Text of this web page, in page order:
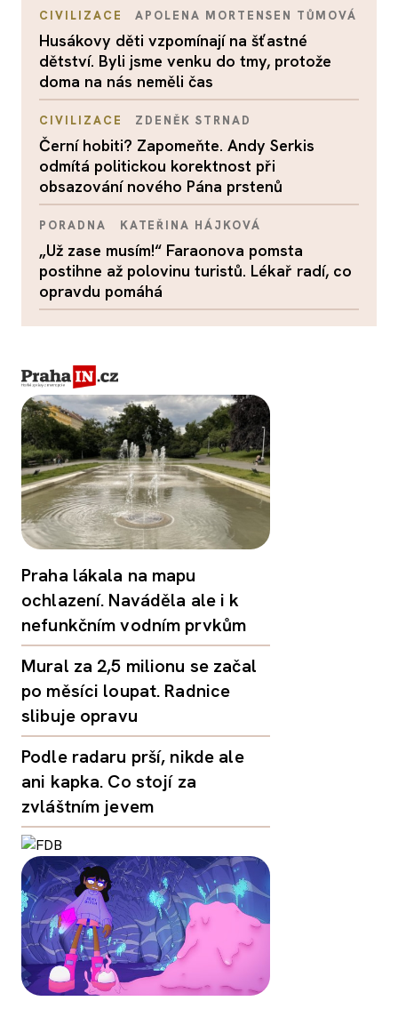
CIVILIZACE APOLENA MORTENSEN TŮMOVÁ
Husákovy děti vzpomínají na šťastné
dětství. Byli jsme venku do tmy, protože
doma na nás neměli čas
CIVILIZACE ZDENĚK STRNAD
Černí hobiti? Zapomeňte. Andy Serkis
odmítá politickou korektnost při
obsazování nového Pána prstenů
PORADNA KATEŘINA HÁJKOVÁ
„Už zase musím!“ Faraonova pomsta
postihne až polovinu turistů. Lékař radí, co
opravdu pomáhá
Praha lákala na mapu
ochlazení. Naváděla ale i k
nefunkčním vodním prvkům
Mural za 2,5 milionu se začal
po měsíci loupat. Radnice
slibuje opravu
Podle radaru prší, nikde ale
ani kapka. Co stojí za
zvláštním jevem